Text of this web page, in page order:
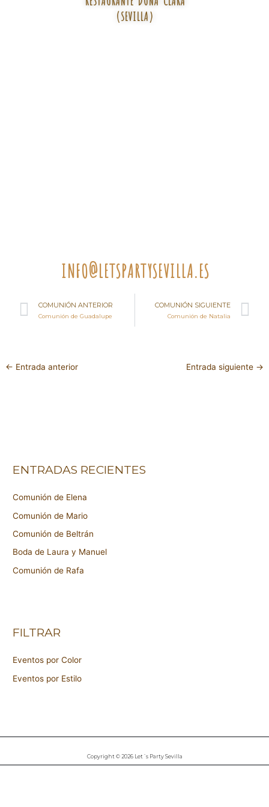
(SEVILLA)
INFO@LETSPARTYSEVILLA.ES
Ant
COMUNIÓN ANTERIOR
Comunión de Guadalupe
COMUNIÓN SIGUIENTE
Comunión de Natalia
← Entrada anterior Entrada siguiente →
ENTRADAS RECIENTES
Comunión de Elena
Comunión de Mario
Comunión de Beltrán
Boda de Laura y Manuel
Comunión de Rafa
FILTRAR
Eventos por Color
Eventos por Estilo
Copyright © 2026 Let´s Party Sevilla